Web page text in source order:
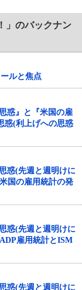
」のバックナン
ルと焦点
惑』と『米国の雇
惑(利上げへの思惑
惑(先週と週明けに
国の雇用統計の発
惑(先週と週明けに
雇用統計とISM
惑(先週と週明けに